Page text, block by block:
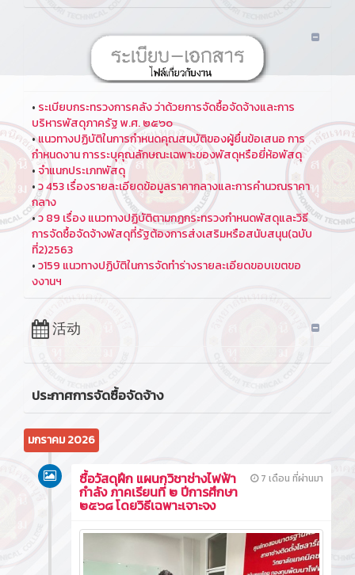
• ระเบียบกระทรวงการคลัง ว่าด้วยการจัดซื้อจัดจ้างและการ
บริหารพัสดุภาครัฐ พ.ศ. ๒๕๖๐
•แนวทางปฏิบัติในการกำหนดคุณสมบัติของผู้ยื่นข้อเสนอ การ
กำหนดงาน การระบุคุณลักษณะเฉพาะของพัสดุหรือยี่ห้อพัสดุ
•จำแนกประเภทพัสดุ
•ว 453 เรื่องรายละเอียดข้อมูลราคากลางและการคำนวณราคา
กลาง
•ว 89 เรื่อง แนวทางปฏิบัติตามกฏกระทรวงกำหนดพัสดุและวิธี
การจัดซื้อจัดจ้างพัสดุที่รัฐต้องการส่งเสริมหรือสนับสนุน(ฉบับ
ที่2)2563
•ว159 แนวทางปฏิบัติในการจัดทำร่างรายละเอียดขอบเขตขอ
งงานฯ
活动
ประกาศการจัดซื้อจัดจ้าง
มกราคม 2026
7 เดือน ที่ผ่านมา
ซื้อวัสดุฝึก แผนกวิชาช่างไฟฟ้า
กำลัง ภาคเรียนที่ ๒ ปีการศึกษา
๒๕๖๘ โดยวิธีเฉพาะเจาะจง